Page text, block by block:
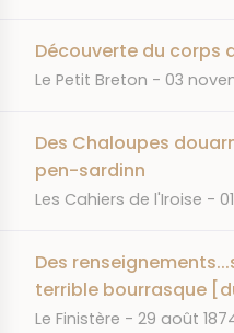
Découverte du corps
JOURNAL
Le Petit Breton DATE
03
Des Chaloupes
pen-sardinn
JOURNAL
Les Cahiers de l'Iroise
Des
terrible bourrasque
JOURNAL
Le Finistère DATE
29 août